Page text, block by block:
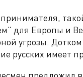
для Европы и
угрозы.
русских имеет